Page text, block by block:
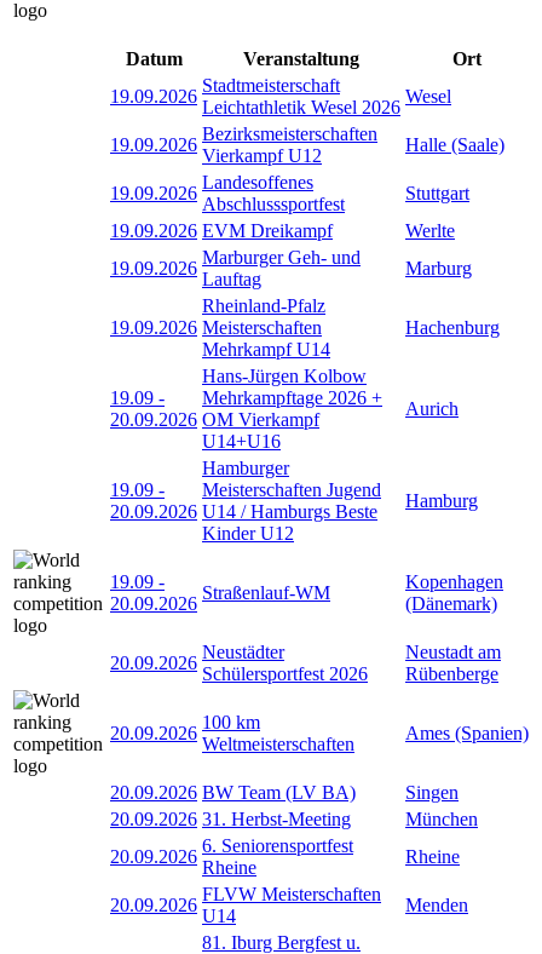
Datum Veranstaltung
Ort
19.09.2026
Stadtmeisterschaft
Leichtathletik Wesel 2026
Wesel
19.09.2026
Bezirksmeisterschaften
Vierkampf U12
Halle (Saale)
19.09.2026
Landesoffenes
Abschlusssportfest
Stuttgart
19.09.2026 EVM Dreikampf
Werlte
19.09.2026
Marburger Geh- und
Lauftag
Marburg
19.09.2026
Rheinland-Pfalz
Meisterschaften
Mehrkampf U14
Hachenburg
19.09 -
20.09.2026
Hans-Jürgen Kolbow
Mehrkampftage 2026 +
OM Vierkampf
U14+U16
Aurich
19.09 -
20.09.2026
Hamburger
Meisterschaften Jugend
U14 / Hamburgs Beste
Kinder U12
Hamburg
19.09 -
20.09.2026
Straßenlauf-WM
Kopenhagen
(Dänemark)
20.09.2026
Neustädter
Schülersportfest 2026
Neustadt am
Rübenberge
20.09.2026
100 km
Weltmeisterschaften
Ames (Spanien)
20.09.2026 BW Team (LV BA)
Singen
20.09.2026 31. Herbst-Meeting
München
20.09.2026
6. Seniorensportfest
Rheine
Rheine
20.09.2026
FLVW Meisterschaften
U14
Menden
81. Iburg Bergfest u.